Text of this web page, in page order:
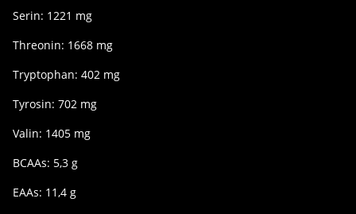
Serin: 1221 mg
Threonin: 1668 mg
Tryptophan: 402 mg
Tyrosin: 702 mg
Valin: 1405 mg
BCAAs: 5,3 g
EAAs: 11,4 g